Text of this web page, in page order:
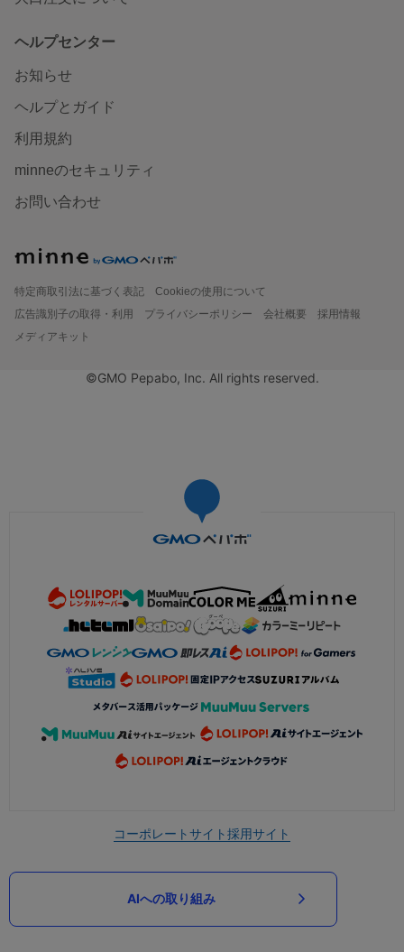
ヘルプセンター
お知らせ
ヘルプとガイド
利用規約
minneのセキュリティ
お問い合わせ
特定商取引法に基づく表記
Cookieの使用について
広告識別子の取得・利用
プライバシーポリシー 会社概要
採用情報
メディアキット
©GMO Pepabo, Inc. All rights reserved.
コーポレートサイト採用サイト
AIへの取り組み